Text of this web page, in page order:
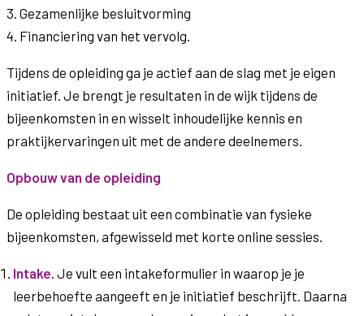
Gezamenlijke besluitvorming
Financiering van het vervolg.
Tijdens de opleiding ga je actief aan de slag met je eigen
initiatief. Je brengt je resultaten in de wijk tijdens de
bijeenkomsten in en wisselt inhoudelijke kennis en
praktijkervaringen uit met de andere deelnemers.
Opbouw van de opleiding
De opleiding bestaat uit een combinatie van fysieke
bijeenkomsten, afgewisseld met korte online sessies.
Intake. Je vult een intakeformulier in waarop je je
leerbehoefte aangeeft en je initiatief beschrijft. Daarna